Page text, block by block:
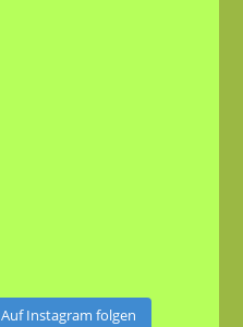
Auf Instagram folgen